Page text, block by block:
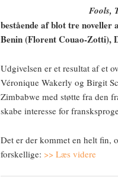
Fools,
bestående af blot tre
Benin (Florent Couao-Zotti),
Udgivelsen er et resultat af et
Véronique Wakerly og Birgit
Zimbabwe med støtte fra den
skabe interesse for
Det er der kommet en helt fin,
forskellige: >> Læs videre